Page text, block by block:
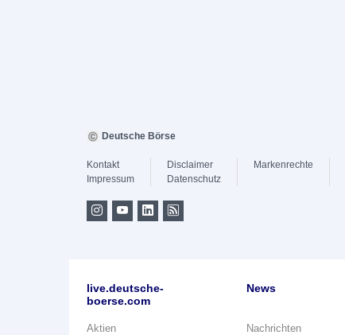
Deutsche Börse
Kontakt
Impressum
Disclaimer
Datenschutz
Markenrechte
live.deutsche-
boerse.com
Aktien
News
Nachrichten